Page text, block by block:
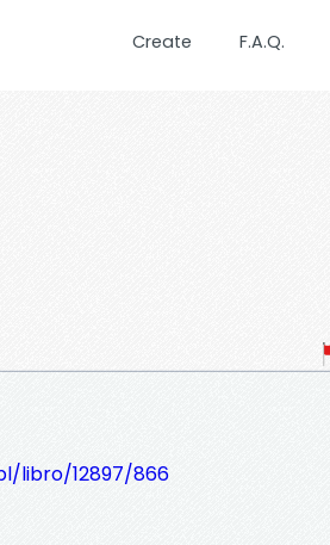
Create F.A.Q.
libro/12897/866